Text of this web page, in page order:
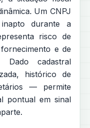
Um CNPJ
durante a
risco de
e de
Dado cadastral
histórico de
— permite
pontual em sinal